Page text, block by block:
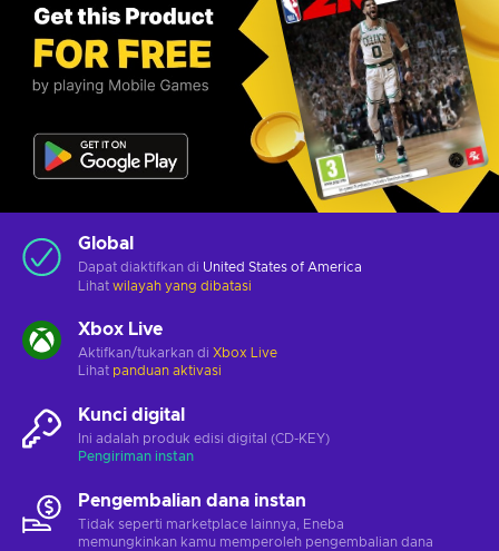
Global
Dapat diaktifkan di United States of America
Lihat wilayah yang dibatasi
Xbox Live
Aktifkan/tukarkan di Xbox Live
Lihat panduan aktivasi
Kunci digital
Ini adalah produk edisi digital (CD-KEY)
Pengiriman instan
Pengembalian dana instan
Tidak seperti marketplace lainnya, Eneba
memungkinkan kamu memperoleh pengembalian dana